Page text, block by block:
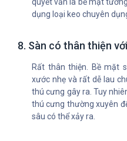
dụng loại keo chuyên
8. Sàn có thân thiện
Rất thân thiện. Bề mặt
xước nhẹ và rất dễ lau
thú cưng gây ra. Tuy
thú cưng thường xuyên
sâu có thể xảy ra.